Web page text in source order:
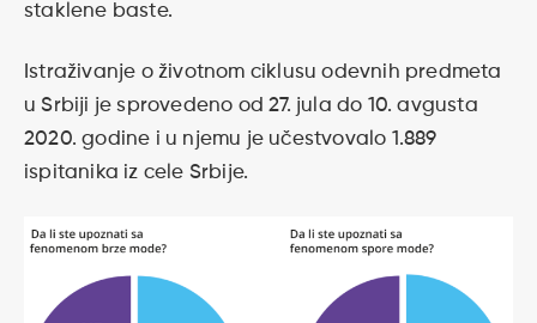
staklene baste.
Istraživanje o životnom ciklusu odevnih predmeta
u Srbiji je sprovedeno od 27. jula do 10. avgusta
2020. godine i u njemu je učestvovalo 1.889
ispitanika iz cele Srbije.